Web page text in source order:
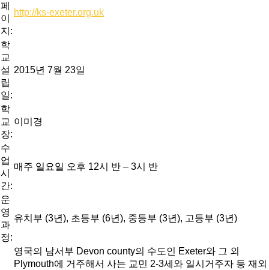
페
이
지:
http://ks-exeter.org.uk
학
교
설
립
일:
2015년 7월 23일
학
교
장:
이미경
수
업
시
간:
매주 일요일 오후 12시 반 – 3시 반
운
영
과
정:
유치부 (3년), 초등부 (6년), 중등부 (3년), 고등부 (3년)
영국의 남서부 Devon county의 수도인 Exeter와 그 외
Plymouth에 거주해서 사는 교민 2-3세와 일시거주자 등 재외